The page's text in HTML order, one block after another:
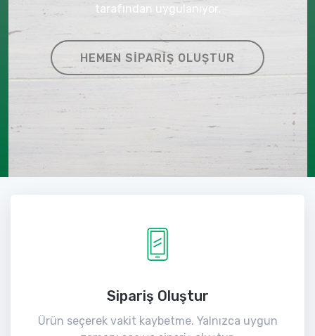
tarafından uygulanıyor.
HEMEN SIPARIŞ OLUŞTUR
Sipariş Oluştur
Ürün seçerek vakit kaybetme. Yalnızca uygun